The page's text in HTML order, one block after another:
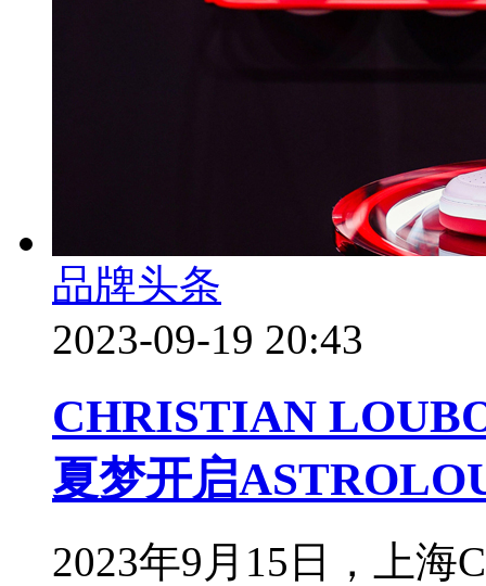
品牌头条
2023-09-19 20:43
CHRISTIAN
夏梦开启
2023年9月15日，上海